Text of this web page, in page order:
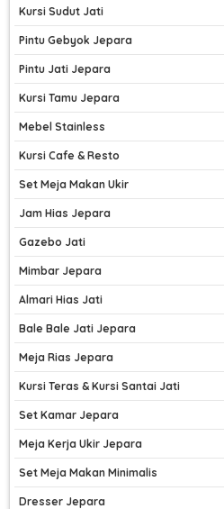
Kursi Sudut Jati
Pintu Gebyok Jepara
Pintu Jati Jepara
Kursi Tamu Jepara
Mebel Stainless
Kursi Cafe & Resto
Set Meja Makan Ukir
Jam Hias Jepara
Gazebo Jati
Mimbar Jepara
Almari Hias Jati
Bale Bale Jati Jepara
Meja Rias Jepara
Kursi Teras & Kursi Santai Jati
Set Kamar Jepara
Meja Kerja Ukir Jepara
Set Meja Makan Minimalis
Dresser Jepara